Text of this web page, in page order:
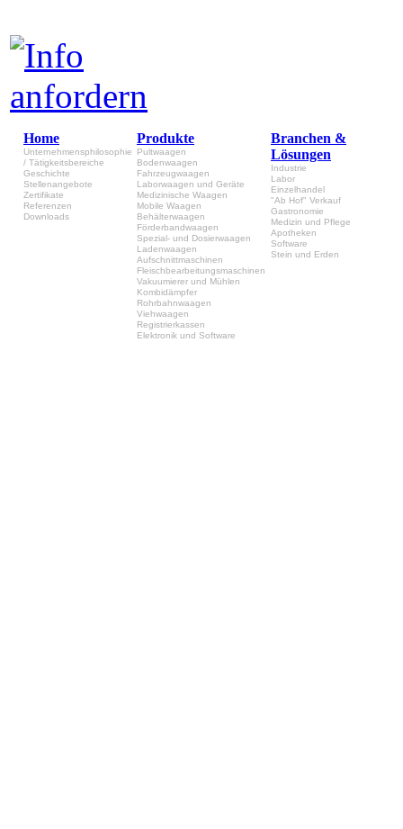
Home
Unternehmensphilosophie
/ Tätigkeitsbereiche
Geschichte
Stellenangebote
Zertifikate
Referenzen
Downloads
Produkte
Pultwaagen
Bodenwaagen
Fahrzeugwaagen
Laborwaagen und Geräte
Medizinische Waagen
Mobile Waagen
Behälterwaagen
Förderbandwaagen
Spezial- und Dosierwaagen
Ladenwaagen
Aufschnittmaschinen
Fleischbearbeitungsmaschinen
Vakuumierer und Mühlen
Kombidämpfer
Rohrbahnwaagen
Viehwaagen
Registrierkassen
Elektronik und Software
Branchen &
Lösungen
Industrie
Labor
Einzelhandel
"Ab Hof" Verkauf
Gastronomie
Medizin und Pflege
Apotheken
Software
Stein und Erden